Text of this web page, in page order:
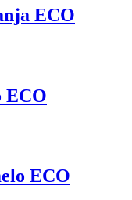
ECO
ECO
ECO